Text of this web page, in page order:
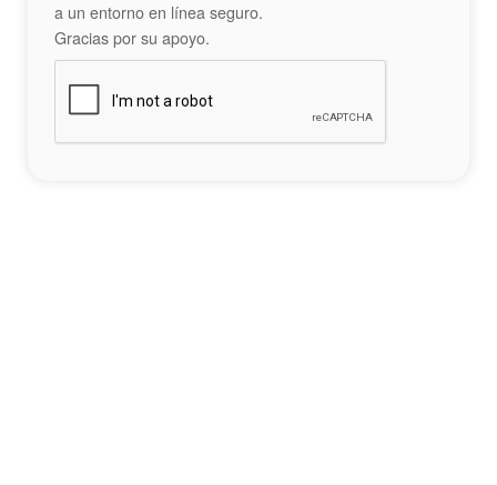
a un entorno en línea seguro.
Gracias por su apoyo.